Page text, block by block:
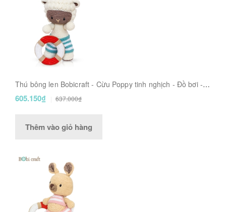
Thú bông len Bobicraft - Cừu Poppy tinh nghịch - Đồ bơi -
Đồ chơi an toàn Quà tặng bé
605.150₫ 637.000₫
Thêm vào giỏ hàng